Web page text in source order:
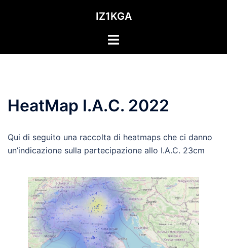
IZ1KGA
Mostra/Nascondi
HeatMap I.A.C. 2022
Qui di seguito una raccolta di heatmaps che ci danno
un’indicazione sulla partecipazione allo I.A.C. 23cm